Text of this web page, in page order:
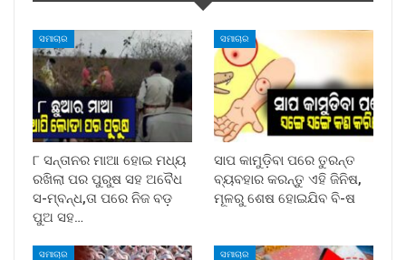
ସମାଚାର
୮ ସନ୍ତାନର ମାଆ ହୋଇ ମଧ୍ୟ
ରଖିଲା ପର ପୁରୁଷ ସହ ଅବୈଧ
ସ-ମ୍ବନ୍ଧ,ତା ପରେ ନିଜ ବଡ଼
ପୁଅ ସହ…
ସମାଚାର
ସାପ କାମୁଡ଼ିବା ପରେ ତୁରନ୍ତ
ବ୍ୟବହାର କରନ୍ତୁ ଏହି ଜିନିଷ,
ମୂଳରୁ ଶେଷ ହୋଇଯିବ ବି-ଷ
ସମାଚାର ସମାଚାର